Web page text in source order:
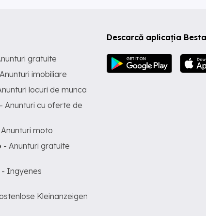
Descarcă aplicația
gratuite
imobiliare
locuri de munca
- Anunturi cu oferte de
moto
- Anunturi gratuite
- Ingyenes
Kleinanzeigen